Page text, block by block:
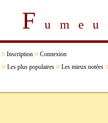
F
Inscription
Connexion
Les plus populaires Les mieux notées